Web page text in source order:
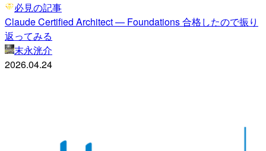
必見の記事
Claude Certified Architect — Foundations 合格したので振り
返ってみる
末永洸介
2026.04.24